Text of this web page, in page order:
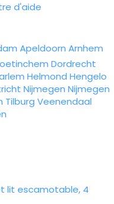
d'aide
Apeldoorn Arnhem
Dordrecht
Helmond Hengelo
Nijmegen Nijmegen
Tilburg Veenendaal
lit escamotable, 4